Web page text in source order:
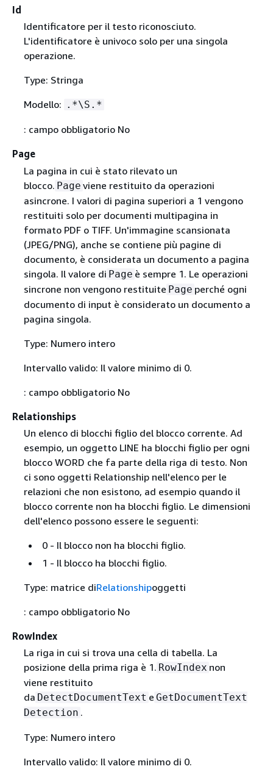
Id
Identificatore per il testo riconosciuto.
L'identificatore è univoco solo per una singola
operazione.
Type: Stringa
Modello: .*\S.*
: campo obbligatorio No
Page
La pagina in cui è stato rilevato un
blocco. Page viene restituito da operazioni
asincrone. I valori di pagina superiori a 1 vengono
restituiti solo per documenti multipagina in
formato PDF o TIFF. Un'immagine scansionata
(JPEG/PNG), anche se contiene più pagine di
documento, è considerata un documento a pagina
singola. Il valore di Page è sempre 1. Le operazioni
sincrone non vengono restituite Page perché ogni
documento di input è considerato un documento a
pagina singola.
Type: Numero intero
Intervallo valido: Il valore minimo di 0.
: campo obbligatorio No
Relationships
Un elenco di blocchi figlio del blocco corrente. Ad
esempio, un oggetto LINE ha blocchi figlio per ogni
blocco WORD che fa parte della riga di testo. Non
ci sono oggetti Relationship nell'elenco per le
relazioni che non esistono, ad esempio quando il
blocco corrente non ha blocchi figlio. Le dimensioni
dell'elenco possono essere le seguenti:
0 - Il blocco non ha blocchi figlio.
1 - Il blocco ha blocchi figlio.
Type: matrice diRelationshipoggetti
: campo obbligatorio No
RowIndex
La riga in cui si trova una cella di tabella. La
posizione della prima riga è 1. RowIndex non
viene restituito
da DetectDocumentText e GetDocumentText
Detection .
Type: Numero intero
Intervallo valido: Il valore minimo di 0.